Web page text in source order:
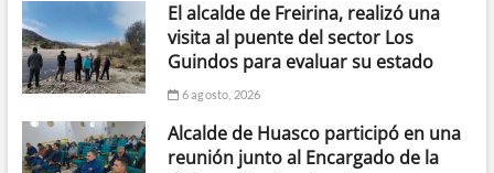
El alcalde de Freirina, realizó una
visita al puente del sector Los
Guindos para evaluar su estado
6 agosto, 2026
Alcalde de Huasco participó en una
reunión junto al Encargado de la